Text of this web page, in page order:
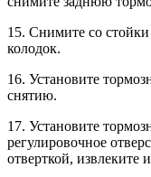
15. Снимите со
колодок.
16. Установите
снятию.
17. Установите
регулировочное
отверткой, извлеките